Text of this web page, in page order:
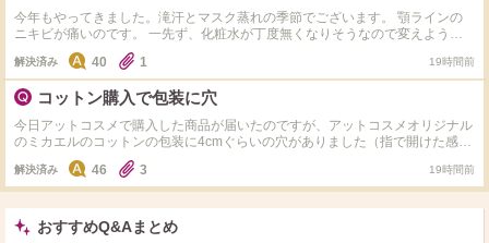
今年もやってきました。滝汗とマスク蒸れの季節でございます。 顎ラインの
ニキビが痛いのです。 一先ず、化粧水が丁度無くなりそうなので変えようと
思うんですが、純粋に水分入れるのに重点を置くか、ビタミンCかアゼライン
酸を入れるか悩んでいます。 化粧水なにがいいでしょう？できれば3000円以
下でお願いします。
解決済み 40 1 19時間前
コットン購入で包装に穴
今日アットコスメで購入した商品が届いたのですが、アットコスメオリジナル
のミカエルのコットンの包装に4cmぐらいの穴がありました（指で開けた感じ
でした）他にも購入していて梱包の箱サイズぎりぎりで入ってたので、空気を
抜くため開けられたと思うのですが、これって普通にあることですか？
解決済み 46 3 19時間前
おすすめQ&Aまとめ